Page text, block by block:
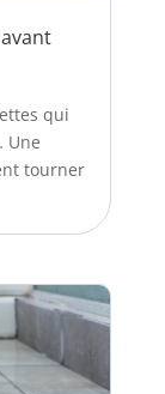
qui
Une
tourner